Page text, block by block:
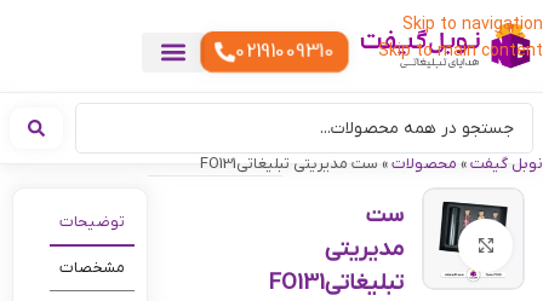
Skip to navigation
Skip to main content
02191009310
نوبل گیفت» محصولات» ست مدیریتی تبلیغاتیFO131
بزرگنمایی تصویر
ست
مدیریتی
تبلیغاتیFO131
توضیحات
مشخصات